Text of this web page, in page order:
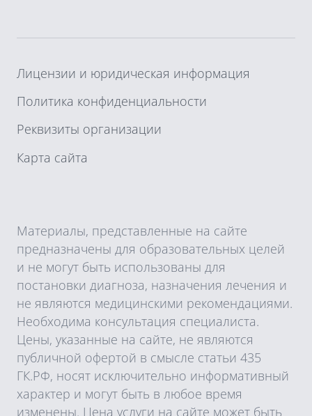
Лицензии и юридическая информация
Политика конфиденциальности
Реквизиты организации
Карта сайта
Материалы, представленные на сайте
предназначены для образовательных целей
и не могут быть использованы для
постановки диагноза, назначения лечения и
не являются медицинскими рекомендациями.
Необходима консультация специалиста.
Цены, указанные на сайте, не являются
публичной офертой в смысле статьи 435
ГК.РФ, носят исключительно информативный
характер и могут быть в любое время
изменены. Цена услуги на сайте может быть